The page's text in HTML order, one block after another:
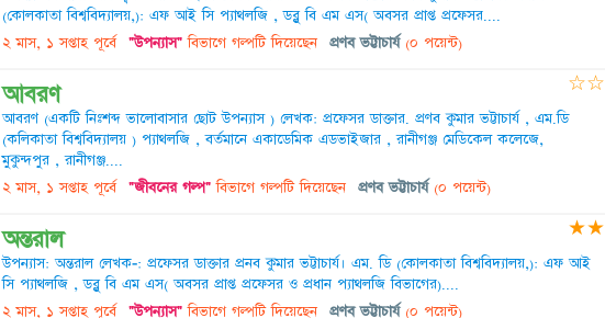
(কোলকাতা বিশ্ববিদ্যালয়,): এফ আই সি প্যাথলজি , ডব্লু বি এম এস( অবসর প্রাপ্ত প্রফেসর....
২ মাস, ১ সপ্তাহ পূর্বে "উপন্যাস"বিভাগে গল্পটি দিয়েছেন প্রণব ভট্টাচার্য (০ পয়েন্ট)
আবরণ
আবরণ (একটি নিঃশব্দ ভালোবাসার ছোট উপন্যাস ) লেখক: প্রফেসর ডাক্তার. প্রণব কুমার ভট্টাচার্য , এম.ডি
(কলিকাতা বিশ্ববিদ্যালয় ) প্যাথলজি , বর্তমানে একাডেমিক এডভাইজার , রানীগঞ্জ মেডিকেল কলেজে,
মুকুন্দপুর , রানীগঞ্জ....
২ মাস, ১ সপ্তাহ পূর্বে "জীবনের গল্প"বিভাগে গল্পটি দিয়েছেন প্রণব ভট্টাচার্য (০ পয়েন্ট)
☆☆
অন্তরাল
উপন্যাস: অন্তরাল লেখক-: প্রফেসর ডাক্তার প্রনব কুমার ভট্টাচার্য। এম. ডি (কোলকাতা বিশ্ববিদ্যালয়,): এফ আই
সি প্যাথলজি , ডব্লু বি এম এস( অবসর প্রাপ্ত প্রফেসর ও প্রধান প্যাথলজি বিভাগের)....
২ মাস, ১ সপ্তাহ পূর্বে "উপন্যাস"বিভাগে গল্পটি দিয়েছেন প্রণব ভট্টাচার্য (০ পয়েন্ট)
★★